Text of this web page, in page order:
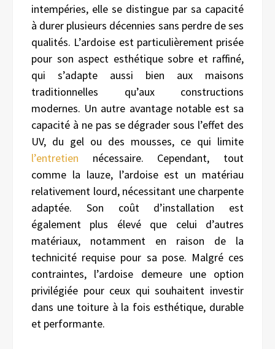
intempéries, elle se distingue par sa capacité
à durer plusieurs décennies sans perdre de ses
qualités. L’ardoise est particulièrement prisée
pour son aspect esthétique sobre et raffiné,
qui s’adapte aussi bien aux maisons
traditionnelles qu’aux constructions
modernes. Un autre avantage notable est sa
capacité à ne pas se dégrader sous l’effet des
UV, du gel ou des mousses, ce qui limite
l’entretien nécessaire. Cependant, tout
comme la lauze, l’ardoise est un matériau
relativement lourd, nécessitant une charpente
adaptée. Son coût d’installation est
également plus élevé que celui d’autres
matériaux, notamment en raison de la
technicité requise pour sa pose. Malgré ces
contraintes, l’ardoise demeure une option
privilégiée pour ceux qui souhaitent investir
dans une toiture à la fois esthétique, durable
et performante.